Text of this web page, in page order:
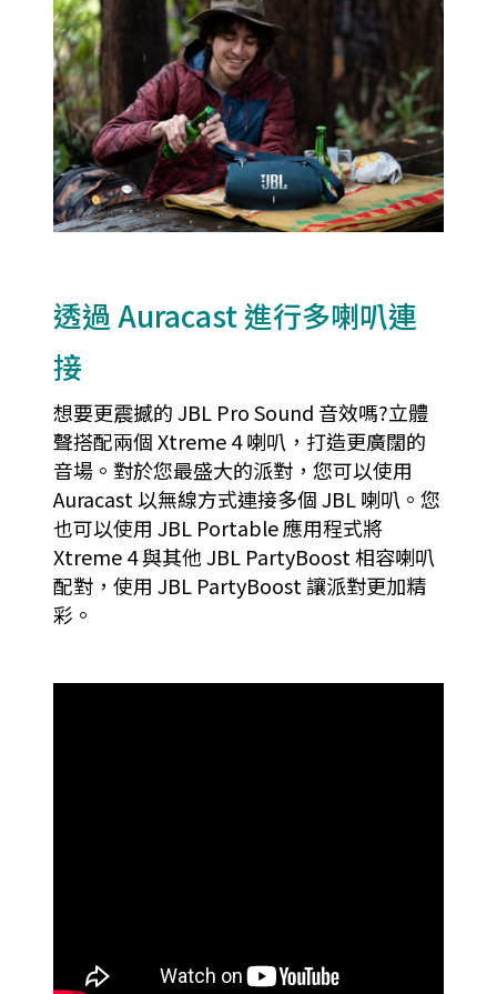
透過 Auracast 進行多喇叭連
接
想要更震撼的 JBL Pro Sound 音效嗎?立體
聲搭配兩個 Xtreme 4 喇叭，打造更廣闊的
音場。對於您最盛大的派對，您可以使用
Auracast 以無線方式連接多個 JBL 喇叭。您
也可以使用 JBL Portable 應用程式將
Xtreme 4 與其他 JBL PartyBoost 相容喇叭
配對，使用 JBL PartyBoost 讓派對更加精
彩。